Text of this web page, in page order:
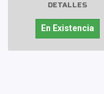
DETALLES
En Existencia